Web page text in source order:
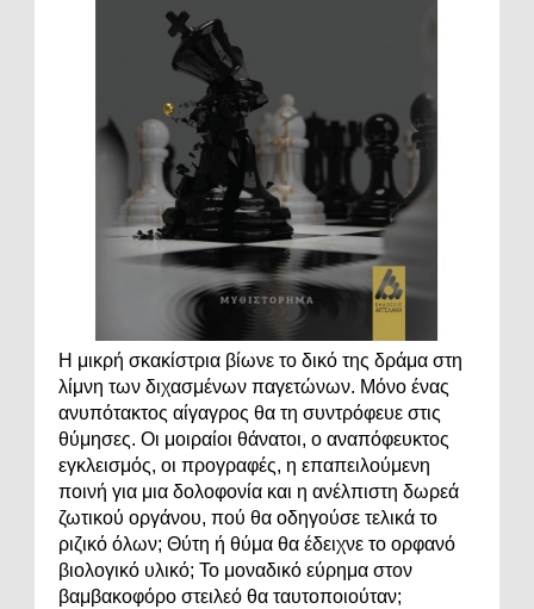
Η μικρή σκακίστρια βίωνε το δικό της δράμα στη
λίμνη των διχασμένων παγετώνων. Μόνο ένας
ανυπότακτος αίγαγρος θα τη συντρόφευε στις
θύμησες. Οι μοιραίοι θάνατοι, ο αναπόφευκτος
εγκλεισμός, οι προγραφές, η επαπειλούμενη
ποινή για μια δολοφονία και η ανέλπιστη δωρεά
ζωτικού οργάνου, πού θα οδηγούσε τελικά το
ριζικό όλων; Θύτη ή θύμα θα έδειχνε το ορφανό
βιολογικό υλικό; Το μοναδικό εύρημα στον
βαμβακοφόρο στειλεό θα ταυτοποιούταν;